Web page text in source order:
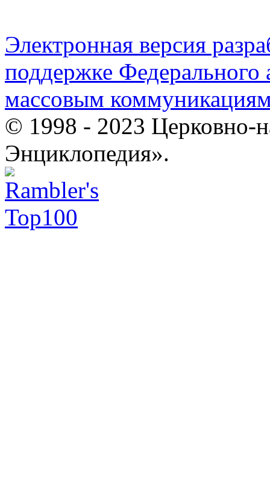
Электронная версия
поддержке Федерального
массовым
© 1998 - 2023 Церковно-
Энциклопедия».